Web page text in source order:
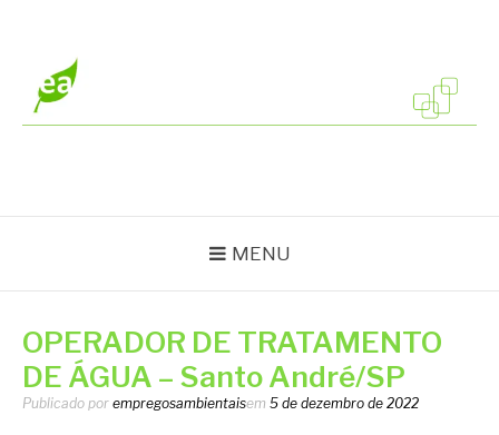
conteúdo
MENU
OPERADOR DE TRATAMENTO
DE ÁGUA – Santo André/SP
Publicado por empregosambientaisem 5 de dezembro de 2022